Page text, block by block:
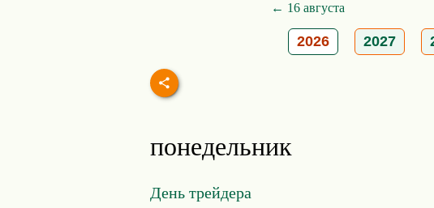
← 16 августа
2026 2027
понедельник
День трейдера